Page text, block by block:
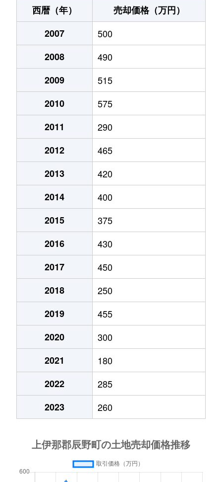
中央
辰野
徒歩20分
600万円
250万円
500万円
750万円
大字樋口
1,300万円
大字樋口
210万円
大字平出
280万円
大字平出
400万円
大字平出
230万円
大字平出
590万円
大字平出
100万円
大字横川
30万円
西暦（年）
売却価格（万円）
2007
500
2008
490
2009
515
2010
575
2011
290
2012
465
2013
420
2014
400
2015
375
2016
430
2017
450
2018
250
2019
455
2020
300
2021
180
2022
285
2023
260